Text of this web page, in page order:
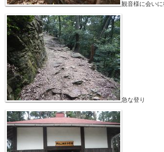
観音様に会いに
急な登り